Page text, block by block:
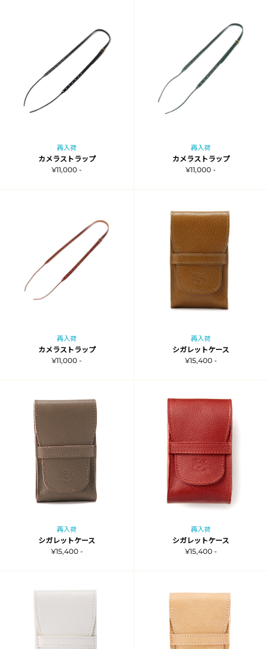
再入荷
カメラストラップ
¥11,000 -
再入荷
カメラストラップ
¥11,000 -
再入荷
カメラストラップ
¥11,000 -
再入荷
シガレットケース
¥15,400 -
再入荷
シガレットケース
¥15,400 -
再入荷
シガレットケース
¥15,400 -